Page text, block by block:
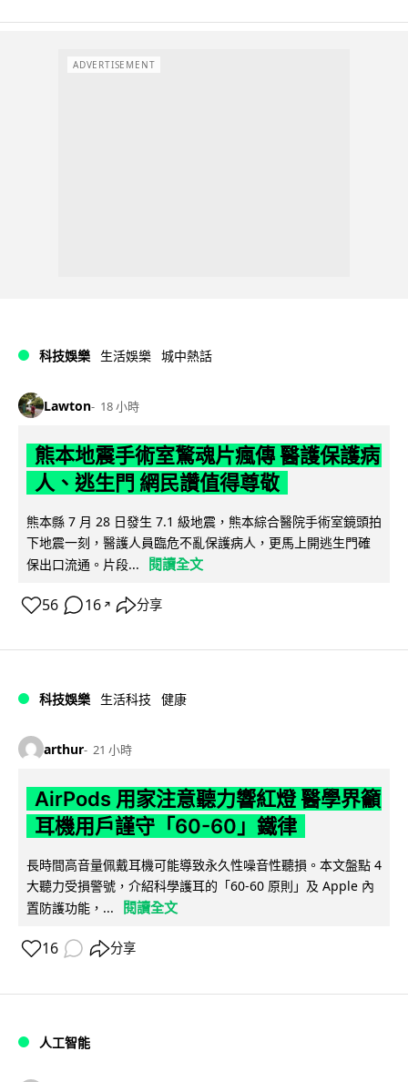
ADVERTISEMENT
科技娛樂 生活娛樂 城中熱話
Lawton 18 小時
熊本地震手術室驚魂片瘋傳 醫護保護病
人、逃生門 網民讚值得尊敬
熊本縣 7 月 28 日發生 7.1 級地震，熊本綜合醫院手術室鏡頭拍
下地震一刻，醫護人員臨危不亂保護病人，更馬上開逃生門確
保出口流通。片段...
閱讀全文
56 16 ↗ 分享
科技娛樂 生活科技 健康
arthur 21 小時
AirPods 用家注意聽力響紅燈 醫學界籲
耳機用戶謹守「60-60」鐵律
長時間高音量佩戴耳機可能導致永久性噪音性聽損。本文盤點 4
大聽力受損警號，介紹科學護耳的「60-60 原則」及 Apple 內
置防護功能，...
閱讀全文
16 分享
人工智能